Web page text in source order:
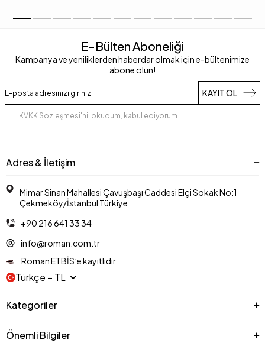
E-Bülten Aboneliği
Kampanya ve yeniliklerden haberdar olmak için e-bültenimize
abone olun!
KAYIT OL
KVKK Sözleşmesi'ni, okudum, kabul ediyorum.
Adres & İletişim
Mimar Sinan Mahallesi Çavuşbaşı Caddesi Elçi Sokak No:1
Çekmeköy/İstanbul Türkiye
+90 216 641 33 34
info@roman.com.tr
Roman ETBİS’e kayıtlıdır
Türkçe − TL
Kategoriler
Önemli Bilgiler